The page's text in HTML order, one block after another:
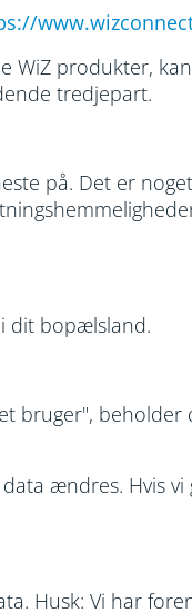
WiZ produkter,
tredjepart.
på. Det er
dit bopælsland.
bruger", beholder
ændres. Hvis vi
Husk: Vi har